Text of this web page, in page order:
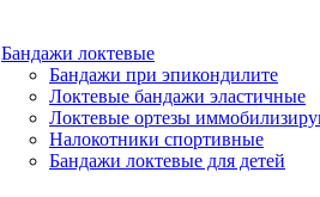
Бандажи локтевые
Бандажи при эпикондилите
Локтевые бандажи эластичные
Локтевые ортезы
Налокотники спортивные
Бандажи локтевые для детей